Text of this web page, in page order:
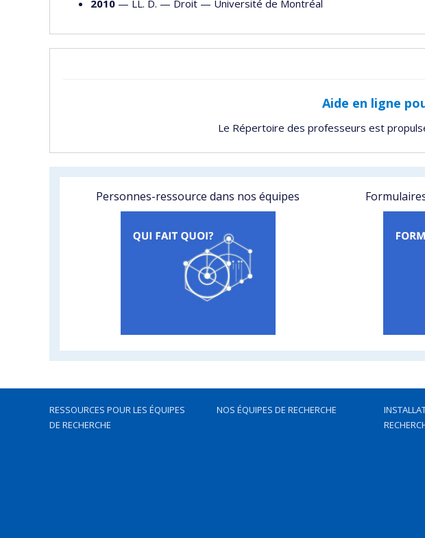
2010 — LL. D. — Droit — Université de Montréal
Aide en ligne
Le Répertoire des professeurs est
Personnes-ressource dans nos équipes
RESSOURCES POUR LES ÉQUIPES
DE RECHERCHE
NOS ÉQUIPES DE RECHERCHE